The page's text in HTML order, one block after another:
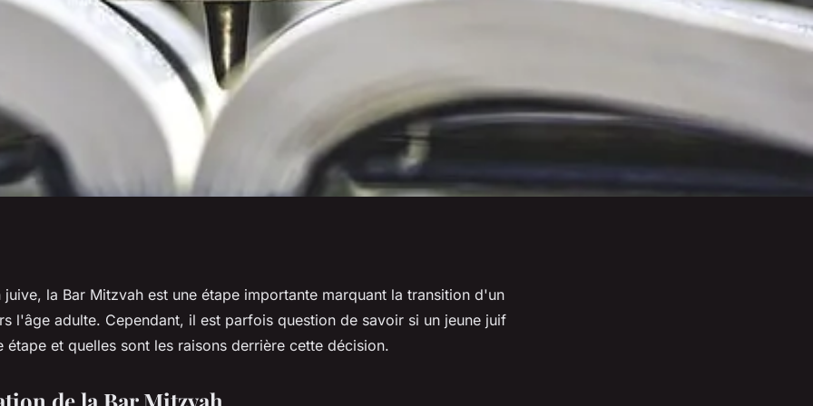
dans la
on sauter l'étape
juive, la Bar Mitzvah est une étape importante marquant la transition d'un
l'âge adulte. Cependant, il est parfois question de savoir si un jeune juif
étape et quelles sont les raisons derrière cette décision.